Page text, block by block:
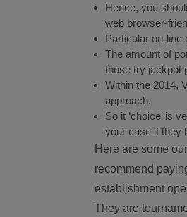
Hence, you
web browser-
Particular on-line
The amount of
those try jackpot
Within the 2014,
approach.
So it ‘choice’ is
your case if they
Here are some
recommend
establishment
They are